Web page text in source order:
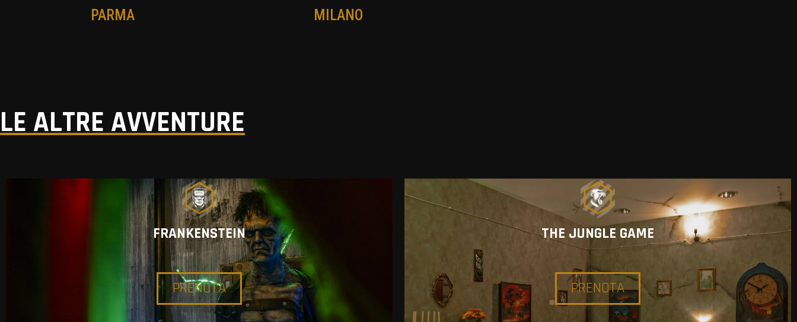
PARMA MILANO
LE ALTRE AVVENTURE
FRANKENSTEIN
PRENOTA
THE JUNGLE GAME
PRENOTA